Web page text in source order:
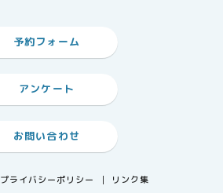
予約フォーム
アンケート
お問い合わせ
プライバシーポリシー リンク集